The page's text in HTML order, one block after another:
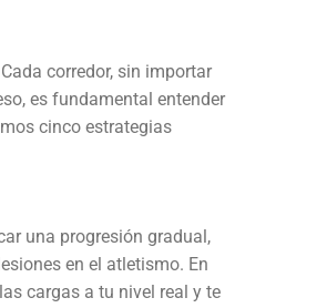
corredor, sin importar
es fundamental entender
cinco estrategias
una progresión gradual,
en el atletismo. En
cargas a tu nivel real y te